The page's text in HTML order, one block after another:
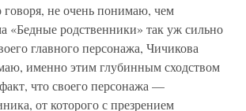
говоря, не очень понимаю, чем
«Бедные родственники» так уж сильно
главного персонажа, Чичикова
именно этим глубинным сходством
что своего персонажа —
от которого с презрением